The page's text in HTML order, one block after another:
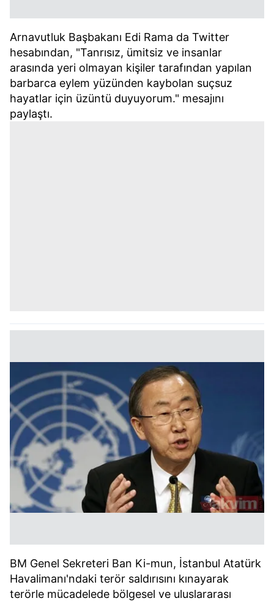
Arnavutluk Başbakanı Edi Rama da Twitter
hesabından, "Tanrısız, ümitsiz ve insanlar
arasında yeri olmayan kişiler tarafından yapılan
barbarca eylem yüzünden kaybolan suçsuz
hayatlar için üzüntü duyuyorum." mesajını
paylaştı.
BM Genel Sekreteri Ban Ki-mun, İstanbul Atatürk
Havalimanı'ndaki terör saldırısını kınayarak
terörle mücadelede bölgesel ve uluslararası